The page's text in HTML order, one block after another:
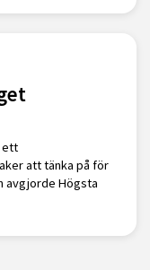
ett
att tänka på för
avgjorde Högsta